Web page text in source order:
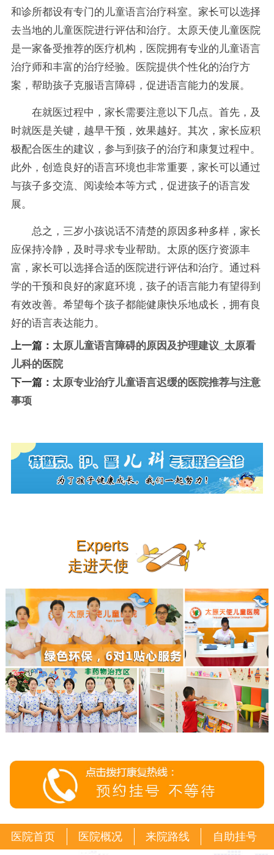
和诊所都设有专门的儿童语言治疗科室。家长可以选择
去当地的儿童医院进行评估和治疗。太原天使儿童医院
是一家备受推荐的医疗机构，医院拥有专业的儿童语言
治疗师和丰富的治疗经验。医院提供个性化的治疗方
案，帮助孩子克服语言障碍，促进语言能力的发展。
在就医过程中，家长需要注意以下几点。首先，及
时就医是关键，越早干预，效果越好。其次，家长应积
极配合医生的建议，参与到孩子的治疗和康复过程中。
此外，创造良好的语言环境也非常重要，家长可以通过
与孩子多交流、阅读绘本等方式，促进孩子的语言发
展。
总之，三岁小孩说话不清楚的原因多种多样，家长
应保持冷静，及时寻求专业帮助。太原的医疗资源丰
富，家长可以选择合适的医院进行评估和治疗。通过科
学的干预和良好的家庭环境，孩子的语言能力有望得到
有效改善。希望每个孩子都能健康快乐地成长，拥有良
好的语言表达能力。
上一篇： 太原儿童语言障碍的原因及护理建议_太原看
儿科的医院
下一篇： 太原专业治疗儿童语言迟缓的医院推荐与注意
事项
Experts
走进天使
医院首页 医院概况 来院路线 自助挂号